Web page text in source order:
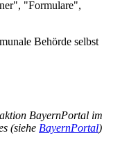
"Formulare",
Behörde selbst
BayernPortal im
(siehe BayernPortal)